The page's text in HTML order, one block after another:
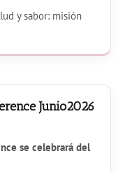
y sabor: misión
Junio2026
se celebrará del